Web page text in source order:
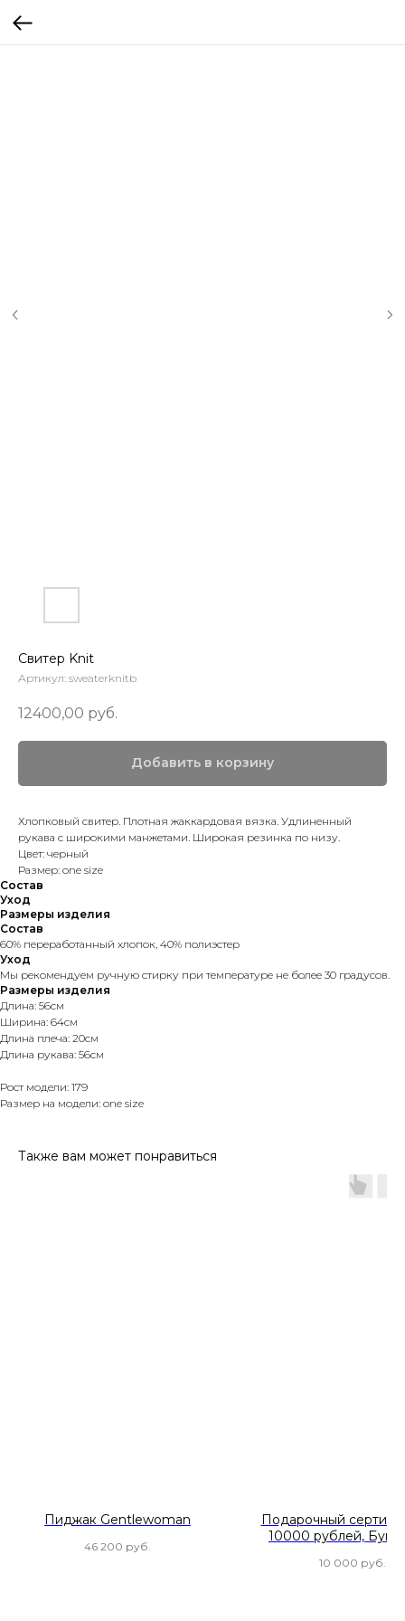
Свитер Knit
Артикул: sweaterknitb
12400,00 руб.
Добавить в корзину
Хлопковый свитер. Плотная жаккардовая вязка. Удлиненный
рукава с широкими манжетами. Широкая резинка по низу.
Цвет: черный
Размер: one size
Состав
Уход
Размеры изделия
Состав
60% переработанный хлопок, 40% полиэстер
Уход
Мы рекомендуем ручную стирку при температуре не более 30 градусов.
Размеры изделия
Длина: 56см
Ширина: 64см
Длина плеча: 20см
Длина рукава: 56см
Рост модели: 179
Размер на модели: one size
Также вам может понравиться
Пиджак Gentlewoman
46 200 руб.
Подарочный
10000 рублей,
10 000 руб.